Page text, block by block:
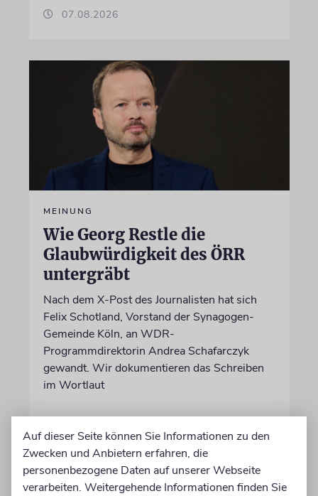
07.08.2026
MEINUNG
Wie Georg Restle die
Glaubwürdigkeit des ÖRR
untergräbt
Nach dem X-Post des Journalisten hat sich
Felix Schotland, Vorstand der Synagogen-
Gemeinde Köln, an WDR-
Programmdirektorin Andrea Schafarczyk
gewandt. Wir dokumentieren das Schreiben
im Wortlaut
07.08.2026
Auf dieser Seite können Sie Informationen zu den
Zwecken und Anbietern erfahren, die
personenbezogene Daten auf unserer Webseite
verarbeiten. Weitergehende Informationen finden Sie